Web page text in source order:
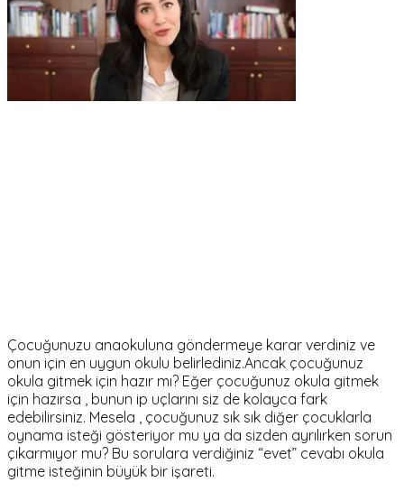
Çocuğunuzu anaokuluna göndermeye karar verdiniz ve
onun için en uygun okulu belirlediniz.Ancak çocuğunuz
okula gitmek için hazır mı? Eğer çocuğunuz okula gitmek
için hazırsa , bunun ip uçlarını siz de kolayca fark
edebilirsiniz. Mesela , çocuğunuz sık sık diğer çocuklarla
oynama isteği gösteriyor mu ya da sizden ayrılırken sorun
çıkarmıyor mu? Bu sorulara verdiğiniz “evet” cevabı okula
gitme isteğinin büyük bir işareti.